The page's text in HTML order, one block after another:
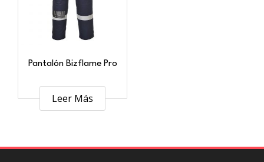
Pantalón Bizflame Pro
Leer Más